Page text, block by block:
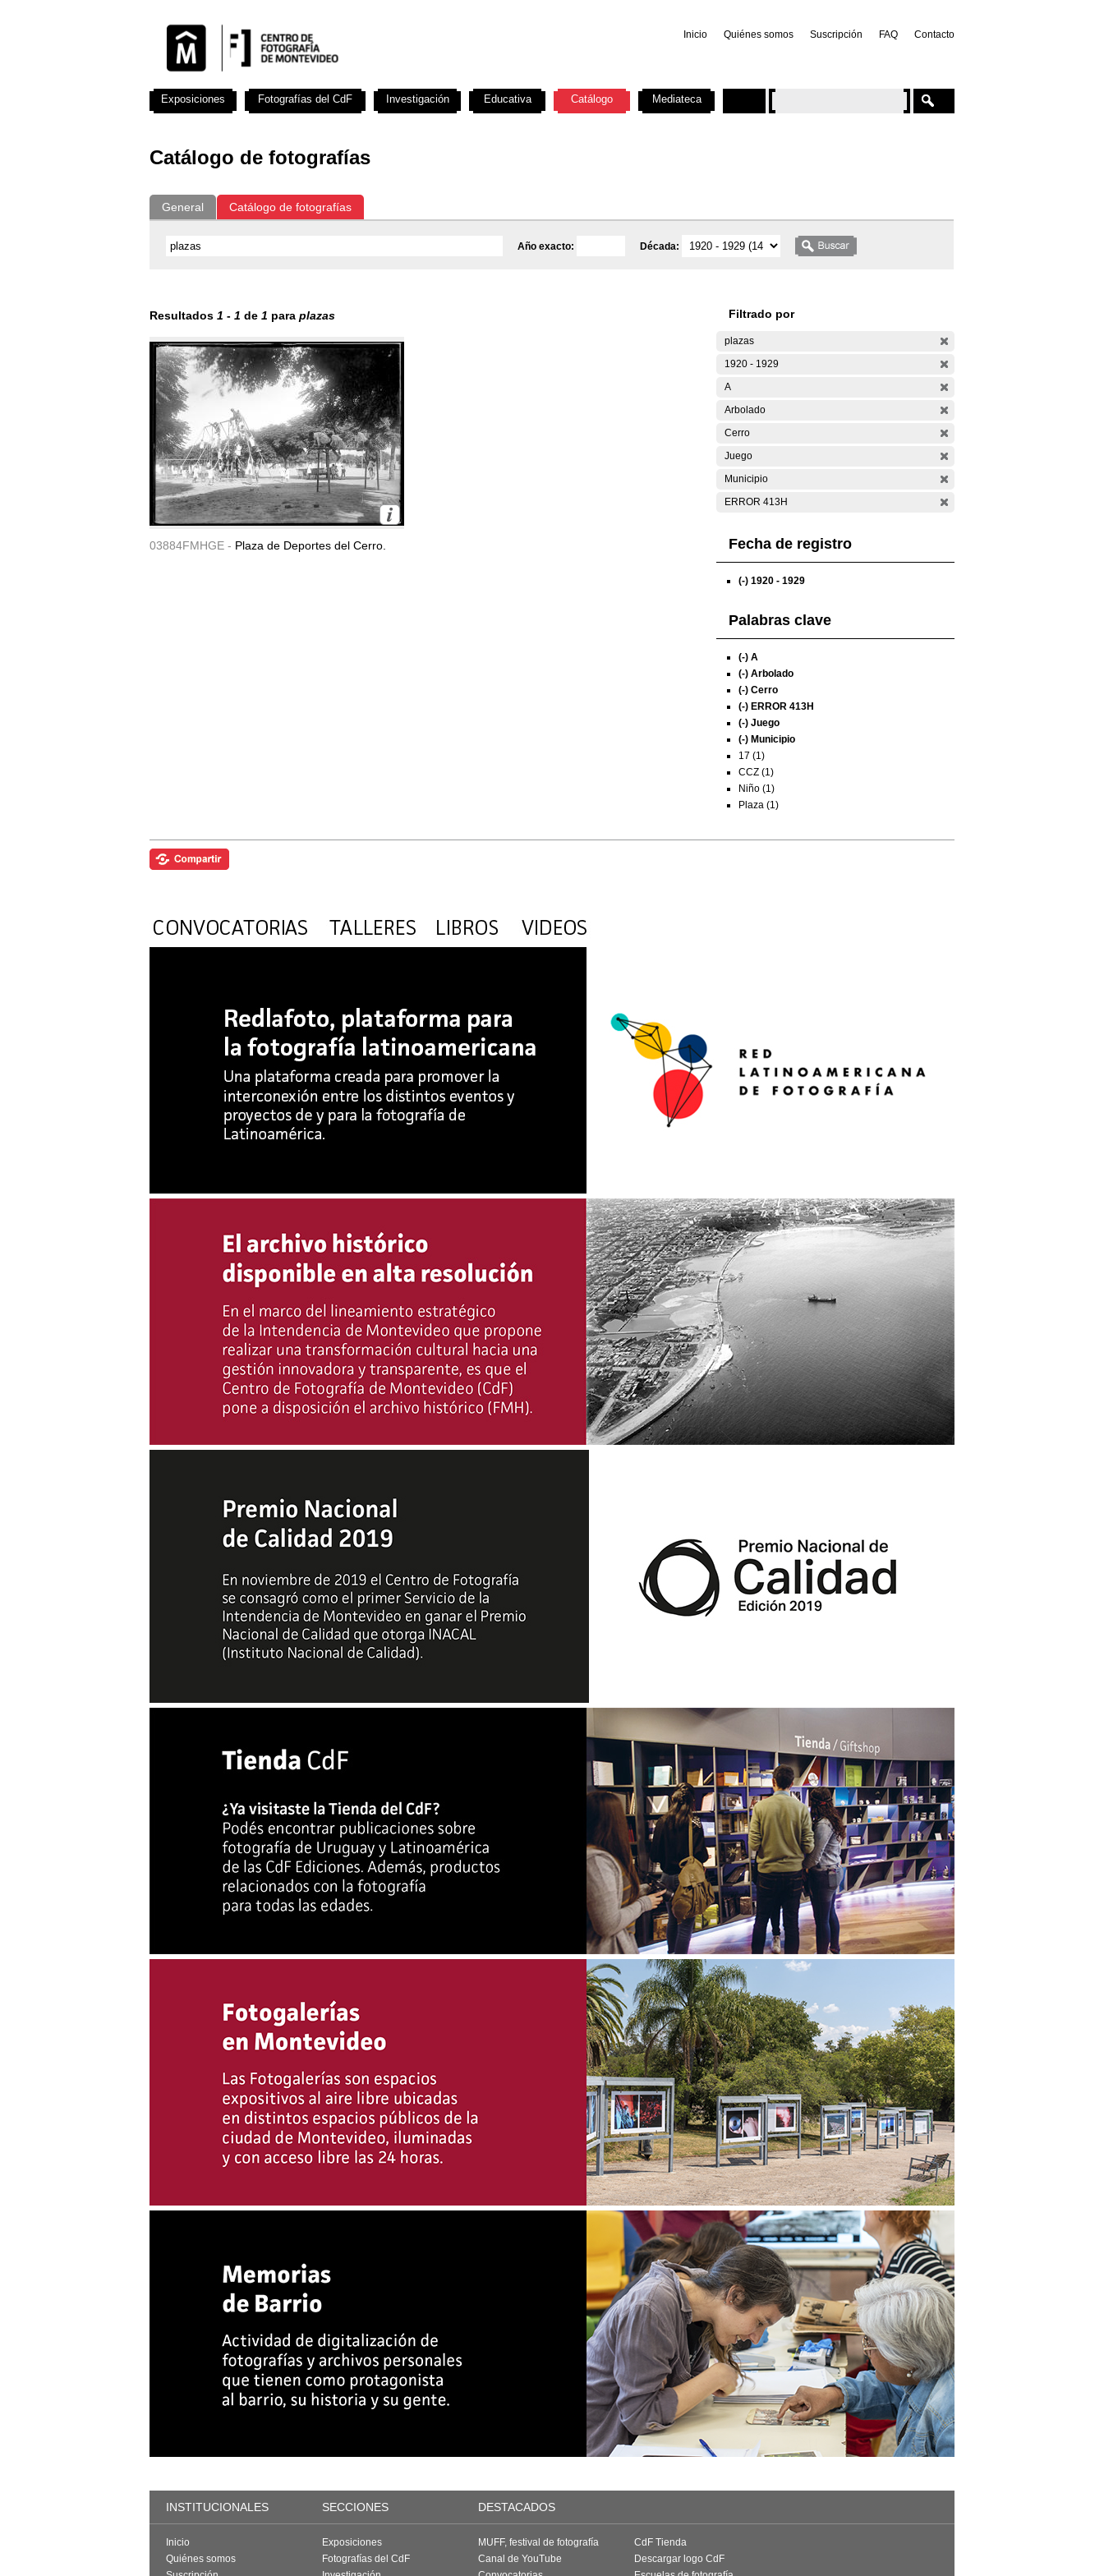
Inicio Quiénes somos Suscripción FAQ Contacto
Catálogo de fotografías
General Catálogo de fotografías
Año exacto: Década:
Resultados 1 - 1 de 1 para plazas
03884FMHGE - Plaza de Deportes del Cerro.
Filtrado por
plazas
1920 - 1929
A
Arbolado
Cerro
Juego
Municipio
ERROR 413H
Fecha de registro
(-) 1920 - 1929
Palabras clave
(-) A
(-) Arbolado
(-) Cerro
(-) ERROR 413H
(-) Juego
(-) Municipio
17 (1)
CCZ (1)
Niño (1)
Plaza (1)
Exposiciones Fotografías del CdF Investigación Educativa Catálogo Mediateca
INSTITUCIONALES SECCIONES DESTACADOS
Inicio
Quiénes somos
Exposiciones
Fotografías del CdF
MUFF, festival de fotografía
Canal de YouTube
CdF Tienda
Descargar logo CdF